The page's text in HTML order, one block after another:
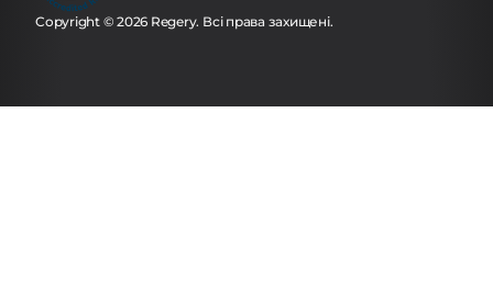
Copyright © 2026 Regery. Всі права захищені.